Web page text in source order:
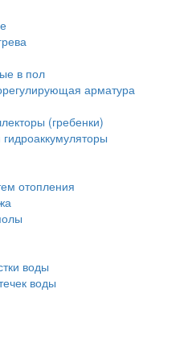
в пол
арматура
(гребенки)
отопления
воды
воды